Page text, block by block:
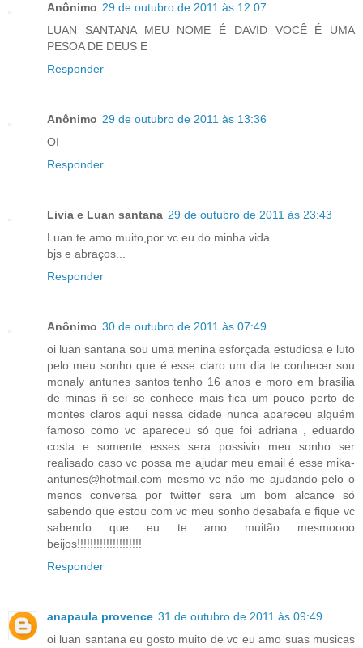
Anônimo 29 de outubro de 2011 às 12:07
LUAN SANTANA MEU NOME É DAVID VOCÊ É UMA
PESOA DE DEUS E
Responder
Anônimo 29 de outubro de 2011 às 13:36
OI
Responder
Livia e Luan santana 29 de outubro de 2011 às 23:43
Luan te amo muito,por vc eu do minha vida...
bjs e abraços...
Responder
Anônimo 30 de outubro de 2011 às 07:49
oi luan santana sou uma menina esforçada estudiosa e luto
pelo meu sonho que é esse claro um dia te conhecer sou
monaly antunes santos tenho 16 anos e moro em brasilia
de minas ñ sei se conhece mais fica um pouco perto de
montes claros aqui nessa cidade nunca apareceu alguém
famoso como vc apareceu só que foi adriana , eduardo
costa e somente esses sera possivio meu sonho ser
realisado caso vc possa me ajudar meu email é esse mika-
antunes@hotmail.com mesmo vc não me ajudando pelo o
menos conversa por twitter sera um bom alcance só
sabendo que estou com vc meu sonho desabafa e fique vc
sabendo que eu te amo muitão mesmoooo
beijos!!!!!!!!!!!!!!!!!!!!
Responder
anapaula provence 31 de outubro de 2011 às 09:49
oi luan santana eu gosto muito de vc eu amo suas musicas